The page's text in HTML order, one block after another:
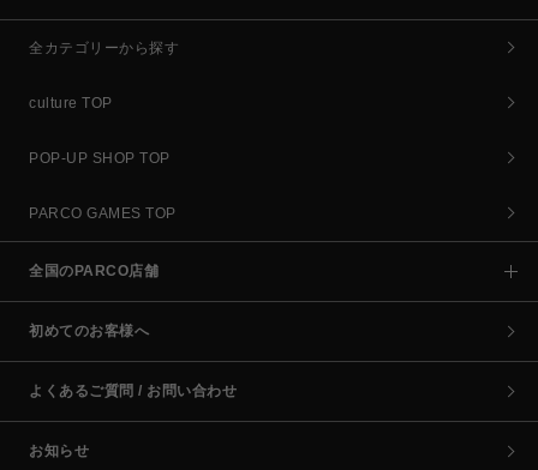
全カテゴリーから探す
culture TOP
POP-UP SHOP TOP
PARCO GAMES TOP
全国のPARCO店舗
初めてのお客様へ
よくあるご質問 / お問い合わせ
お知らせ